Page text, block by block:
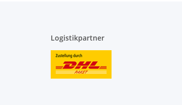
Logistikpartner